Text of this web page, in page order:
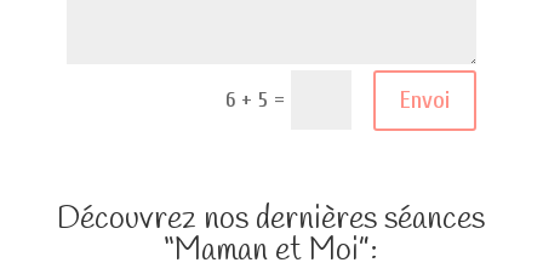
6 + 5 = Envoi
Découvrez nos dernières séances
“Maman et Moi”: